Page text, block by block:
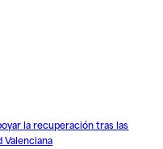
la recuperación tras las